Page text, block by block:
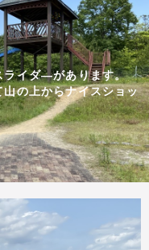
ライダ―があります。
の上からナイスショッ